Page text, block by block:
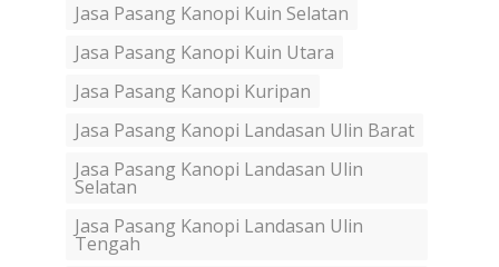
Jasa Pasang Kanopi Kuin Selatan
Jasa Pasang Kanopi Kuin Utara
Jasa Pasang Kanopi Kuripan
Jasa Pasang Kanopi Landasan Ulin Barat
Jasa Pasang Kanopi Landasan Ulin
Selatan
Jasa Pasang Kanopi Landasan Ulin
Tengah